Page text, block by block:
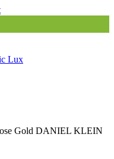
Gold DANIEL KLEIN